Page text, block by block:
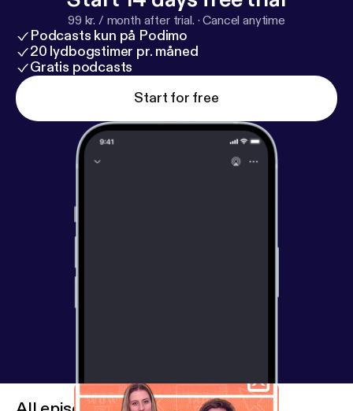
Unser Impressum findest du hier:https://silicon-we
ekly.de/impressum/[https://silicon-weekly.de/impre
ssum/]
99 kr. / month after trial. ·Cancel anytime
Podcasts kun på Podimo
20 lydbogstimer pr. måned
Gratis podcasts
Start for free